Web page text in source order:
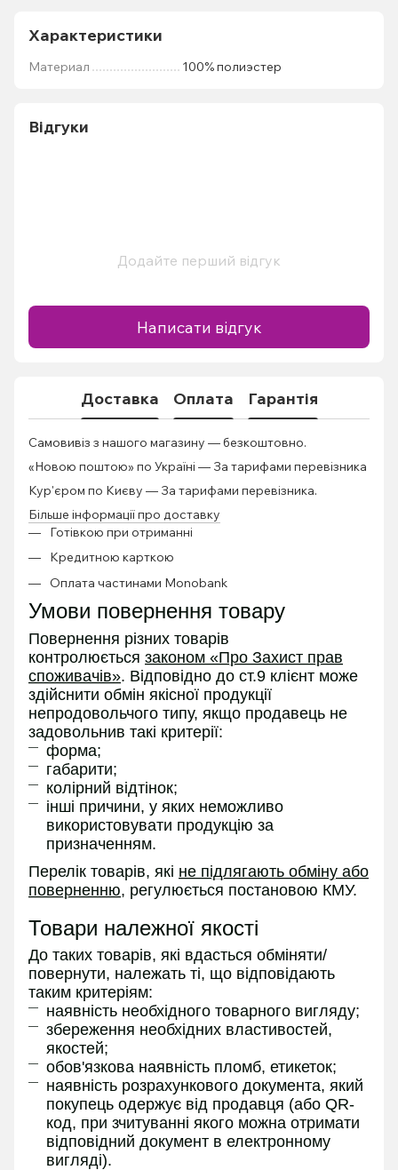
Характеристики
Материал 100% полиэстер
Відгуки
Додайте перший відгук
Написати відгук
Доставка Оплата Гарантія
Самовивіз з нашого магазину — безкоштовно.
«Новою поштою» по Україні — За тарифами перевізника
Кур'єром по Києву — За тарифами перевізника.
Більше інформації про доставку
Готівкою при отриманні
Кредитною карткою
Оплата частинами Monobank
Умови повернення товару
Повернення різних товарів
контролюється законом «Про Захист прав
споживачів». Відповідно до ст.9 клієнт може
здійснити обмін якісної продукції
непродовольчого типу, якщо продавець не
задовольнив такі критерії:
форма;
габарити;
колірний відтінок;
інші причини, у яких неможливо
використовувати продукцію за
призначенням.
Перелік товарів, які не підлягають обміну або
поверненню, регулюється постановою КМУ.
Товари належної якості
До таких товарів, які вдасться обміняти/
повернути, належать ті, що відповідають
таким критеріям:
наявність необхідного товарного вигляду;
збереження необхідних властивостей,
якостей;
обов'язкова наявність пломб, етикеток;
наявність розрахункового документа, який
покупець одержує від продавця (або QR-
код, при зчитуванні якого можна отримати
відповідний документ в електронному
вигляді).